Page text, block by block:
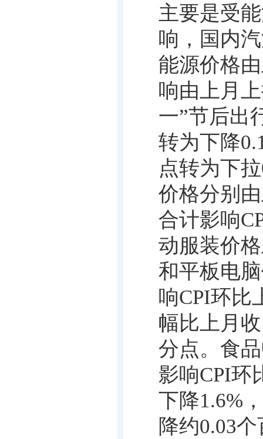
主要是受
响，国内
能源价格
响由上月
一”节后出
转为下降
点转为下拉
价格分别
合计影响
动服装价
和平板电
响CPI环比
幅比上月
分点。食
影响CPI环
下降1.6%
降约0.03个